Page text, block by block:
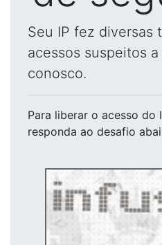
Seu IP fez diversas
acessos suspeitos
conosco.
Para liberar o acesso do
responda ao desafio